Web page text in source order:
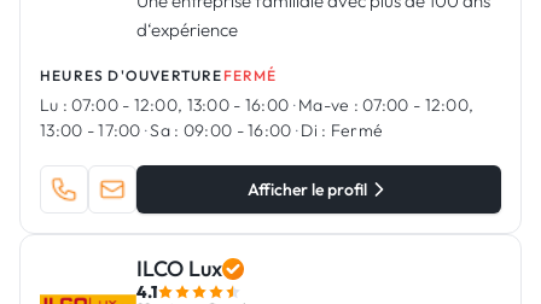
d‘expérience
HEURES D'OUVERTURE FERMÉ
Lu : 07:00 - 12:00, 13:00 - 16:00 ·Ma-ve : 07:00 - 12:00,
13:00 - 17:00 ·Sa : 09:00 - 16:00 ·Di : Fermé
Afficher le profil
ILCO Lux
4.1